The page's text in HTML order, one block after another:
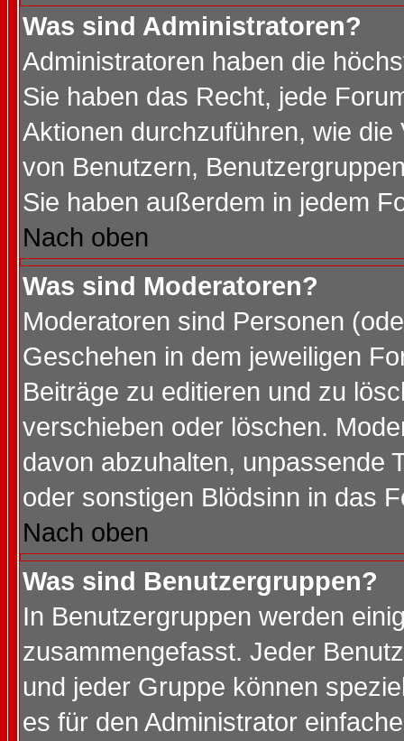
Was sind Administratoren?
Administratoren haben die
Sie haben das Recht, jede
Aktionen durchzuführen, wie
von Benutzern,
Sie haben außerdem in jedem
Nach oben
Was sind Moderatoren?
Moderatoren sind Personen
Geschehen in dem jeweiligen
Beiträge zu editieren und zu
verschieben oder löschen.
davon abzuhalten, unpassende
oder sonstigen Blödsinn in das
Nach oben
Was sind Benutzergruppen?
In Benutzergruppen werden
zusammengefasst. Jeder
und jeder Gruppe können
es für den Administrator